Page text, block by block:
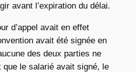
avant l’expiration du délai.
d’appel avait en effet
avait été signée en
des deux parties ne
que le salarié avait signé, le